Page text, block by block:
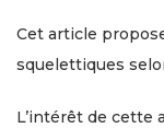
Cet article
squelettiques
L’intérêt de cette